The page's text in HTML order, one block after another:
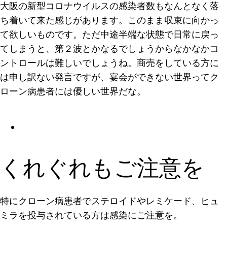
大阪の新型コロナウイルスの感染者数もなんとなく落
ち着いて来た感じがあります。このまま収束に向かっ
て欲しいものです。ただ中途半端な状態で日常に戻っ
てしまうと、第２波とかなるでしょうからなかなかコ
ントロールは難しいでしょうね。商売をしている方に
は申し訳ない発言ですが、宴会ができない世界ってク
ローン病患者には優しい世界だな。
くれぐれもご注意を
特にクローン病患者でステロイドやレミケード、ヒュ
ミラを投与されている方は感染にご注意を。